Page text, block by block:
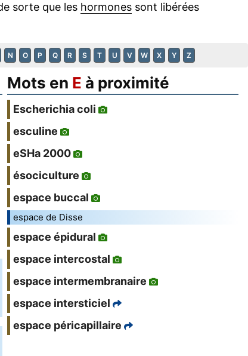
sorte que les hormones sont libérées
N O P Q R S T U V W X Y Z
Mots en E à proximité
Escherichia coli
esculine
eSHa 2000
ésociculture
espace buccal
espace de Disse
espace épidural
espace intercostal
espace intermembranaire
espace intersticiel
espace péricapillaire